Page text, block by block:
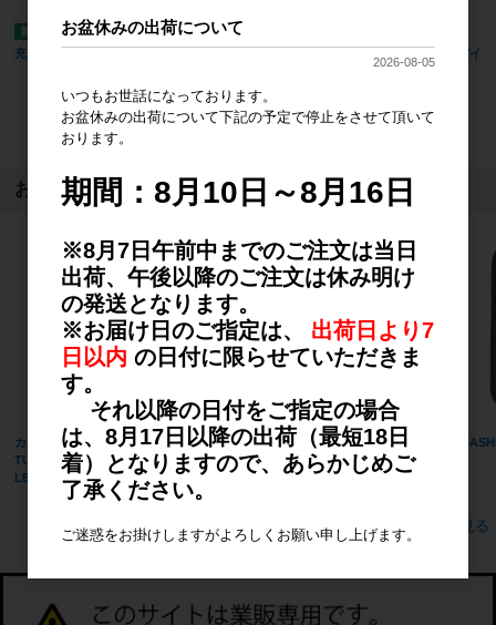
充電式 ブロワバキューム
充電式 除草バイブレーター ／ 除草バイ
ブレーター用ハンドル
おすすめ商品
カルテック(KALTECH) KL-B01
TURNED K(ターンド・ケイ) 脱臭
LED電球 E26 /電球色 40W相当
【充電式センサーライト】かげあか
り MODEL⑥ 全面発光
H241×W22×D10(mm)
すべてのおすすめ商品を見る
お盆休みの出荷について
2026-08-05
いつもお世話になっております。
お盆休みの出荷について下記の予定で停止をさせて頂いて
おります。
期間：8月10日～8月16日
※8月7日午前中までのご注文は当日
出荷、午後以降のご注文は休み明け
の発送となります。
※お届け日のご指定は、 出荷日より7
日以内 の日付に限らせていただきま
す。
それ以降の日付をご指定の場合
は、8月17日以降の出荷（最短18日
着）となりますので、あらかじめご
了承ください。
ご迷惑をお掛けしますがよろしくお願い申し上げます。